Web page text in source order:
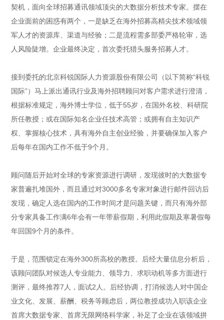
契机，面向全球招募通讯领域顶尖的大数据分析技术专家。摆在
企业面前的困惑有两个，一是缺乏在海外招募高精尖技术领域领
军人才的资源库、渠道与经验；二是流程需多部委严格轮审，选
人风险陡增。企业最终决定，首次委托猎头服务招募人才。
接到委托的北京科锐国际人力资源股份有限公司（以下简称“科锐
国际”）马上派出通讯行业及海外招聘顾问对客户需求进行澄清，
根据标准规定，海外博士学位，低于55岁，在国外名校、科研院
所任教授；或在国际知名企业任技术高管；或拥有自主知识产
权、掌握核心技术，具有海外自主创业经验，并要确保加入客户
后每年在国内工作不低于9个月。
顾问随后开始对全球的专家资源进行调研，发现彼时的大数据专
家普遍扎堆国外，而且通过对3000多名专家对象进行邮件回访后
发现，确定人选在国内的工作时间才是问题关键，而只有海外部
分专家具备工作满6年会有一年带薪假期，利用此假期及寒暑假每
年回国9个月的条件。
于是，范围锁定在海外300所高校的教授。后经大量信息分析后，
该顾问团队对候选人专业能力、领导力、求职动机等多方面进行
测评，最终推荐7人，面试2人。后经协调，打消候选人对中国企
业文化、发展、薪酬、税务等顾虑后，两位教授成功入职该企业
首席大数据专家、首席无限网络科学家，补足了企业在该领域拼